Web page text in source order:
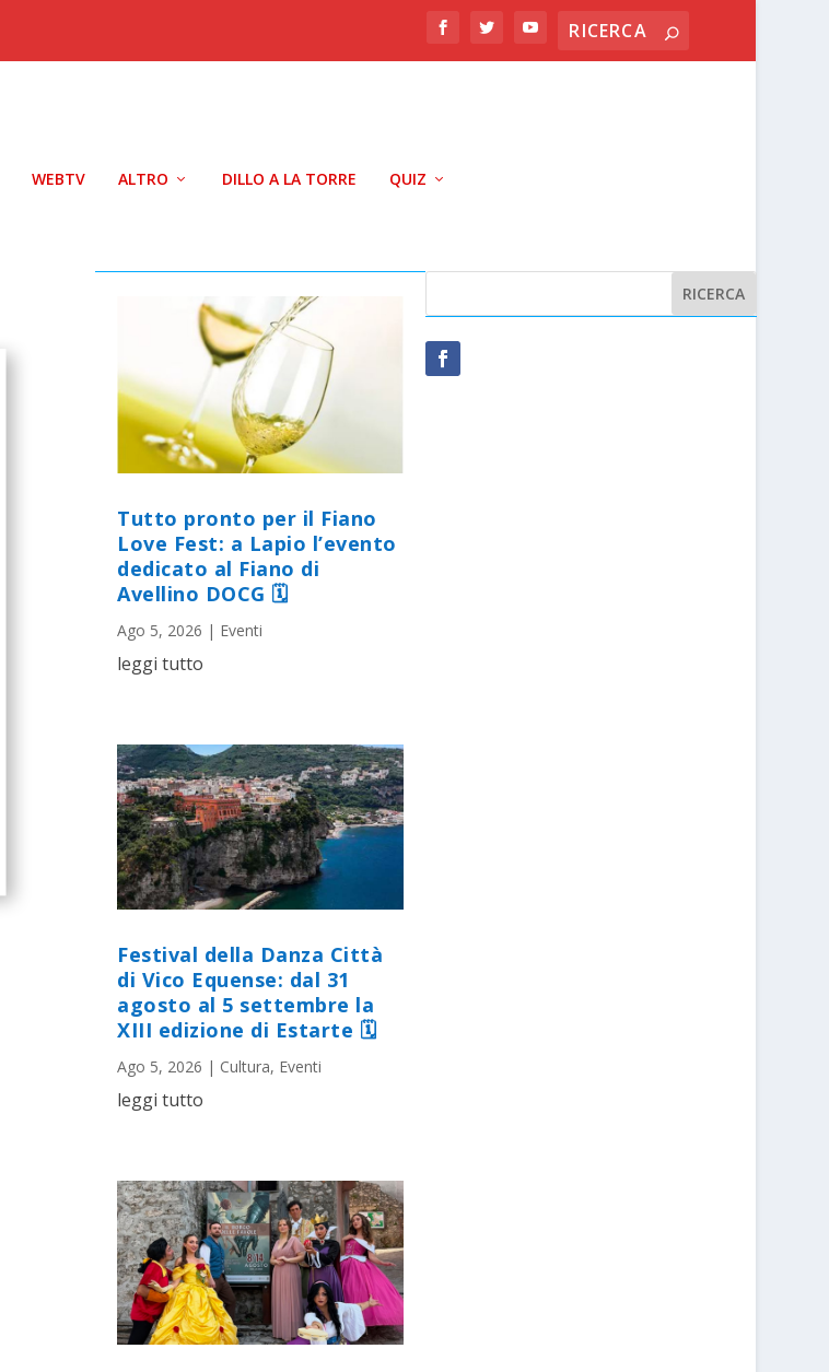
WEBTV ALTRO DILLO A LA TORRE QUIZ
Tutto pronto per il Fiano
Love Fest: a Lapio l’evento
dedicato al Fiano di
Avellino DOCG 🗓
Ago 5, 2026 | Eventi
leggi tutto
Festival della Danza Città
di Vico Equense: dal 31
agosto al 5 settembre la
XIII edizione di Estarte 🗓
Ago 5, 2026 | Cultura, Eventi
leggi tutto